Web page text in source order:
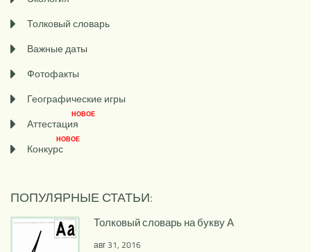
Толковый словарь
Важные даты
Фотофакты
Географические игры
Аттестация
НОВОЕ
Конкурс
НОВОЕ
ПОПУЛЯРНЫЕ СТАТЬИ:
Толковый словарь на букву А
авг 31, 2016